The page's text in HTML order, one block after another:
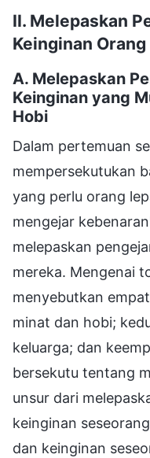
II. Melepaskan
Keinginan Orang
A. Melepaskan
Keinginan yang
Hobi
Dalam pertemuan
mempersekutukan
yang perlu orang
mengejar
melepaskan
mereka. Mengenai
menyebutkan
minat dan hobi;
keluarga; dan
bersekutu tentang
unsur dari
keinginan
dan keinginan